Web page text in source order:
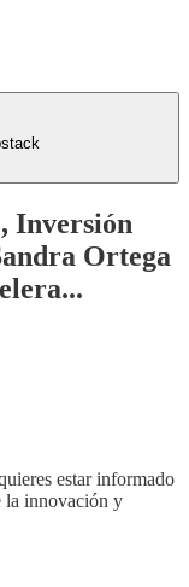
Inversión
Ortega
estar informado
la innovación y